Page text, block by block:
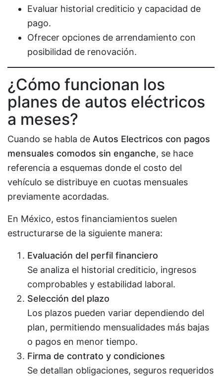
Evaluar historial crediticio y capacidad de
pago.
Ofrecer opciones de arrendamiento con
posibilidad de renovación.
¿Cómo funcionan los
planes de autos eléctricos
a meses?
Cuando se habla de Autos Electricos con pagos
mensuales comodos sin enganche, se hace
referencia a esquemas donde el costo del
vehículo se distribuye en cuotas mensuales
previamente acordadas.
En México, estos financiamientos suelen
estructurarse de la siguiente manera:
Evaluación del perfil financiero
Se analiza el historial crediticio, ingresos
comprobables y estabilidad laboral.
Selección del plazo
Los plazos pueden variar dependiendo del
plan, permitiendo mensualidades más bajas
o pagos en menor tiempo.
Firma de contrato y condiciones
Se detallan obligaciones, seguros requeridos